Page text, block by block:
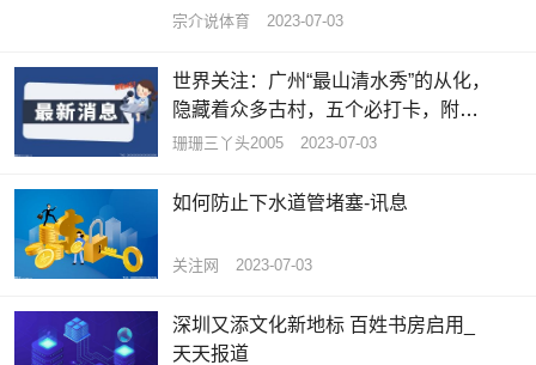
天资讯
宗介说体育 2023-07-03
世界关注：广州“最山清水秀”的从化，
隐藏着众多古村，五个必打卡，附攻
略
珊珊三丫头2005 2023-07-03
如何防止下水道管堵塞-讯息
关注网 2023-07-03
深圳又添文化新地标 百姓书房启用_
天天报道